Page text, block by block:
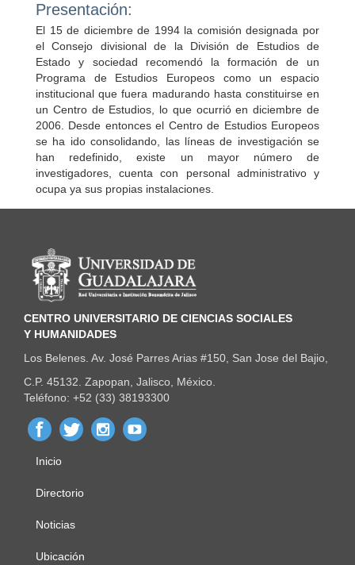
Presentación:
El 15 de diciembre de 1994 la comisión designada por
el Consejo divisional de la División de Estudios de
Estado y sociedad recomendó la formación de un
Programa de Estudios Europeos como un espacio
institucional que fuera madurando hasta constituirse en
un Centro de Estudios, lo que ocurrió en diciembre de
2006. Desde entonces el Centro de Estudios Europeos
se ha ido consolidando, las líneas de investigación se
han redefinido, existe un mayor número de
investigadores, cuenta con personal administrativo y
ocupa ya sus propias instalaciones.
Información del portal
CENTRO UNIVERSITARIO DE CIENCIAS SOCIALES
Y HUMANIDADES
Los Belenes. Av. José Parres Arias #150, San Jose del Bajio,
C.P. 45132. Zapopan, Jalisco, México.
Teléfono: +52 (33) 38193300
Menú
principal
Inicio
Directorio
Noticias
Ubicación